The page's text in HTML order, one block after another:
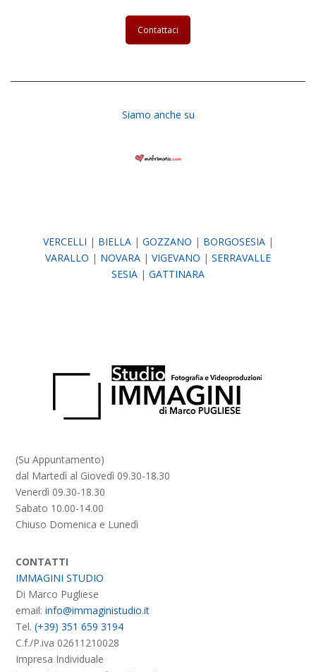
Contattaci
Siamo anche su
VERCELLI | BIELLA| GOZZANO | BORGOSESIA|
VARALLO | NOVARA | VIGEVANO | SERRAVALLE
SESIA | GATTINARA
(Su Appuntamento)
dal Martedì al Giovedì 09.30-18.30
Venerdì 09.30-18.30
Sabato 10.00-14.00
Chiuso Domenica e Lunedì
CONTATTI
IMMAGINI STUDIO
Di Marco Pugliese
email:info@immaginistudio.it
Tel.(+39) 351 659 3194
C.f./P.iva 02611210028
Impresa Individuale